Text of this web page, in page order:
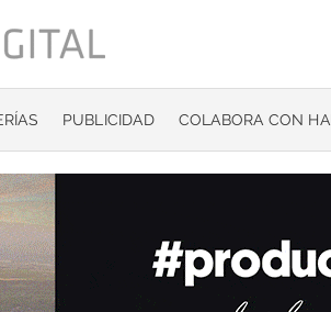
PUBLICIDAD COLABORA CON